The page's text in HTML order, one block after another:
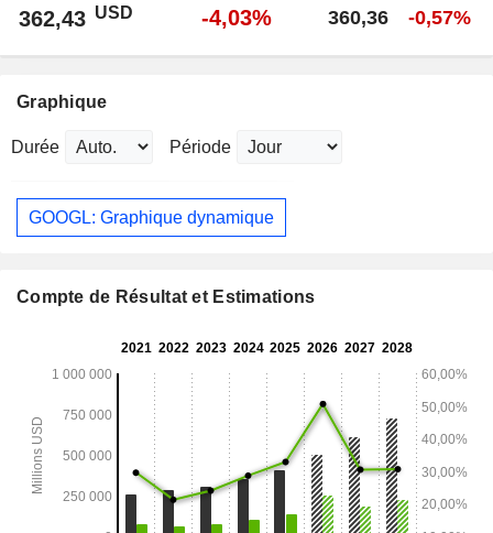
362,43 USD -4,03% 360,36 -0,57%
Graphique
Durée Période
GOOGL: Graphique dynamique
Compte de Résultat et Estimations